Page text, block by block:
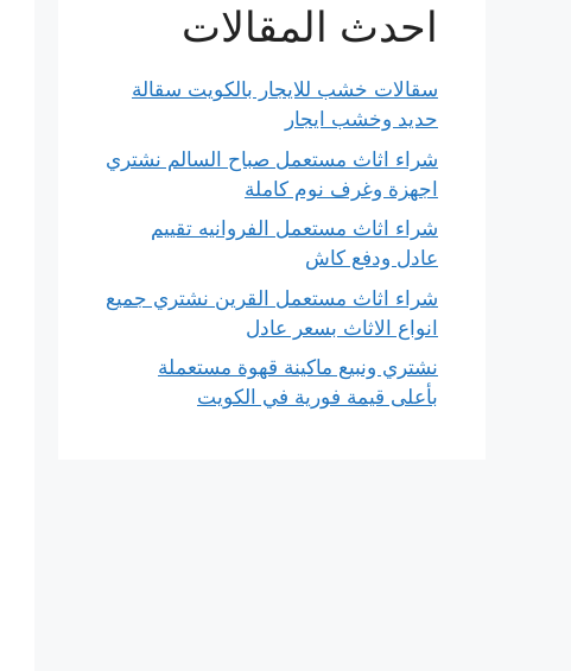
احدث المقالات
سقالات خشب للايجار بالكويت سقالة
حديد وخشب ايجار
شراء اثاث مستعمل صباح السالم نشتري
اجهزة وغرف نوم كاملة
شراء اثاث مستعمل الفروانيه تقييم
عادل ودفع كاش
شراء اثاث مستعمل القرين نشتري جميع
انواع الاثاث بسعر عادل
نشتري ونبيع ماكينة قهوة مستعملة
بأعلى قيمة فورية في الكويت